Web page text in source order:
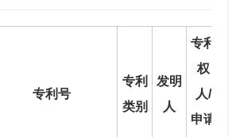
专利号
专利
类别
发明
人
专利
权
人/
申请